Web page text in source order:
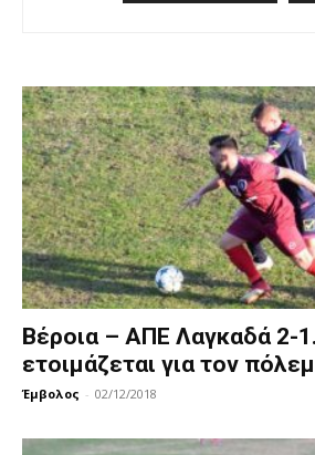
Βέροια – ΑΠΕ Λαγκαδά 2-
ετοιμάζεται για τον
Έμβολος - 02/12/2018